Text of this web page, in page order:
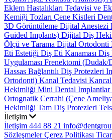
Eklem Hastalıkları Tedavisi ve
Kemiği Tozları Çene Kistleri
3D Görüntüleme Dijital Anestezi
Guided Implants) Dijital Diş
Ölçü ve Tarama Dijital Ortodonti
Eti Estetiği Diş Eti Kanaması Diş
Uygulaması Frenektomi (Dudak/
Hassas Bağlantılı Diş Protezleri
Ortodonti) Kanal Tedavisi
Hekimliği Mini Dental Implantlar
Ortognatik Cerrahi (Çene
Hekimliği Tam Diş Protezleri
İletişim
İletişim 444 88 21
SözleşmelerÇerez Politikası